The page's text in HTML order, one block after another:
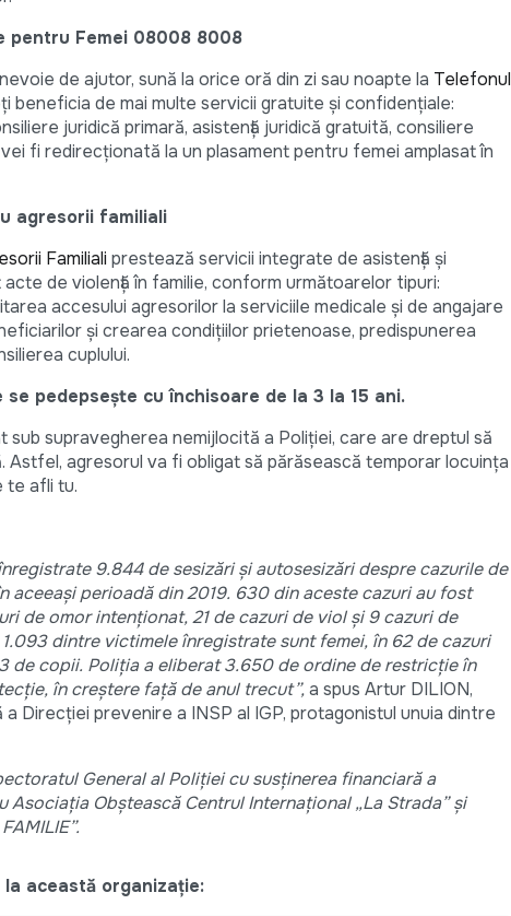
pentru Femei 08008 8008
de ajutor, sună la orice oră din zi sau noapte la Telefonul
beneficia de mai multe servicii gratuite și confidențiale:
juridică primară, asistență juridică gratuită, consiliere
fi redirecționată la un plasament pentru femei amplasat în
agresorii familiali
Familiali prestează servicii integrate de asistență şi
de violență în familie, conform următoarelor tipuri:
accesului agresorilor la serviciile medicale și de angajare
şi crearea condițiilor prietenoase, predispunerea
cuplului.
pedepsește cu închisoare de la 3 la 15 ani.
sub supravegherea nemijlocită a Poliției, care are dreptul să
Astfel, agresorul va fi obligat să părăsească temporar locuința
te afli tu.
9.844 de sesizări și autosesizări despre cazurile de
aceeași perioadă din 2019. 630 din aceste cazuri au fost
de omor intenționat, 21 de cazuri de viol și 9 cazuri de
dintre victimele înregistrate sunt femei, în 62 de cazuri
de copii. Poliția a eliberat 3.650 de ordine de restricție în
în creștere față de anul trecut”,a spus Artur DILION,
Direcției prevenire a INSP al IGP, protagonistul unuia dintre
General al Poliției cu susținerea financiară a
Asociația Obștească Centrul Internațional „La Strada” și
această organizație: